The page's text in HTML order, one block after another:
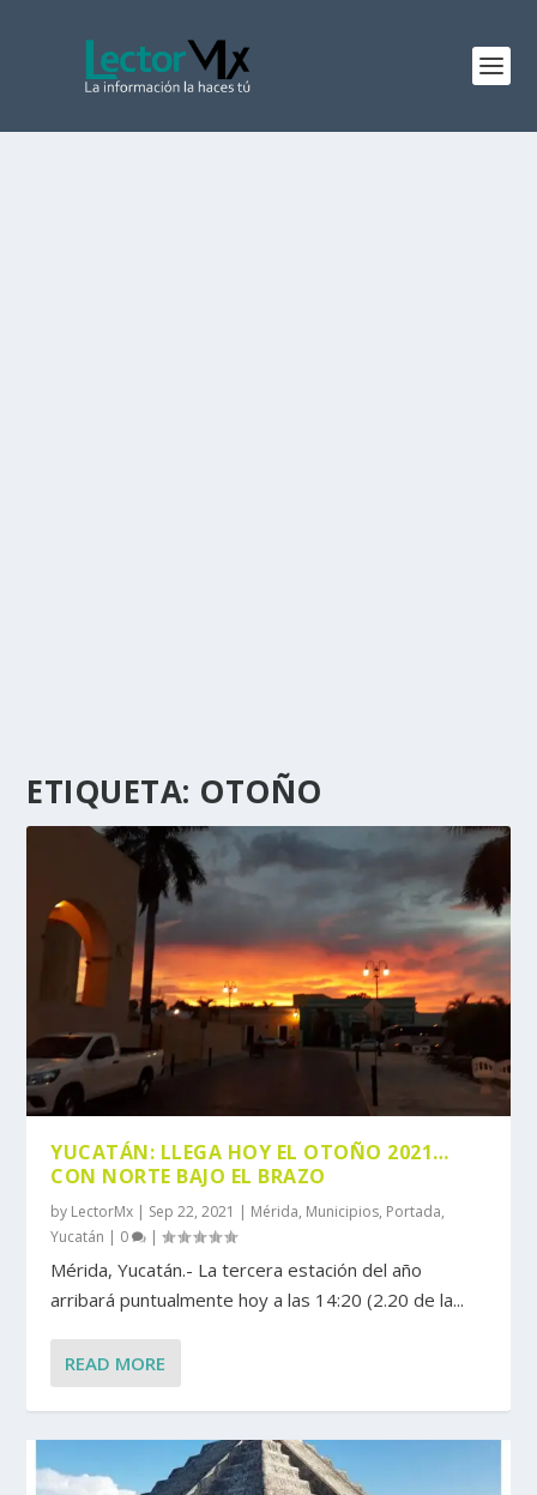
ETIQUETA: OTOÑO
YUCATÁN: LLEGA HOY EL OTOÑO 2021…
CON NORTE BAJO EL BRAZO
by LectorMx | Sep 22, 2021 | Mérida, Municipios, Portada,
Yucatán | 0 |
Mérida, Yucatán.- La tercera estación del año
arribará puntualmente hoy a las 14:20 (2.20 de la...
READ MORE